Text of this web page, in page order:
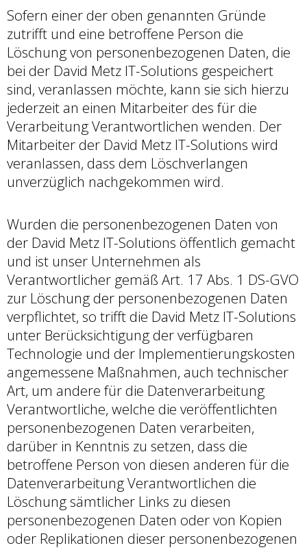
Sofern einer der oben genannten Gründe
zutrifft und eine betroffene Person die
Löschung von personenbezogenen Daten, die
bei der David Metz IT-Solutions gespeichert
sind, veranlassen möchte, kann sie sich hierzu
jederzeit an einen Mitarbeiter des für die
Verarbeitung Verantwortlichen wenden. Der
Mitarbeiter der David Metz IT-Solutions wird
veranlassen, dass dem Löschverlangen
unverzüglich nachgekommen wird.
Wurden die personenbezogenen Daten von
der David Metz IT-Solutions öffentlich gemacht
und ist unser Unternehmen als
Verantwortlicher gemäß Art. 17 Abs. 1 DS-GVO
zur Löschung der personenbezogenen Daten
verpflichtet, so trifft die David Metz IT-Solutions
unter Berücksichtigung der verfügbaren
Technologie und der Implementierungskosten
angemessene Maßnahmen, auch technischer
Art, um andere für die Datenverarbeitung
Verantwortliche, welche die veröffentlichten
personenbezogenen Daten verarbeiten,
darüber in Kenntnis zu setzen, dass die
betroffene Person von diesen anderen für die
Datenverarbeitung Verantwortlichen die
Löschung sämtlicher Links zu diesen
personenbezogenen Daten oder von Kopien
oder Replikationen dieser personenbezogenen